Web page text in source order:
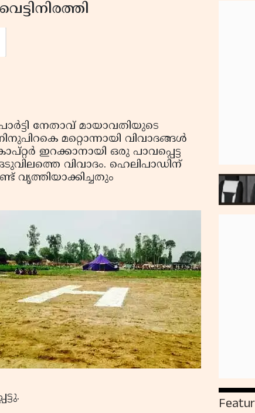
നേതാവ് മായാവതിയുടെ
മറ്റൊന്നായി വിവാദങ്ങള്‍
ഇറക്കാനായി ഒരു പാവപ്പെട്ട
വിവാദം. ഹെലിപാഡിന്
വൃത്തിയാക്കിച്ചതും